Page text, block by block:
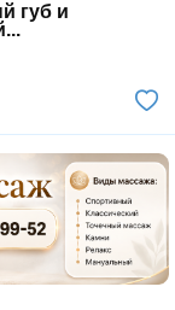
губ и